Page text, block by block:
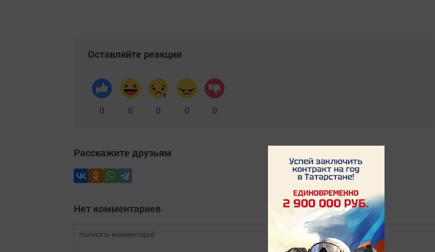
Оставляйте реакции
0 0 0 0 0
Расскажите друзьям
Нет комментариев